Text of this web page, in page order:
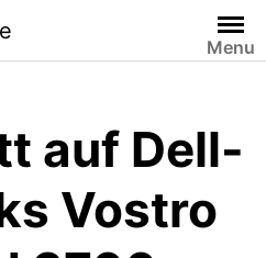
Menu
auf Dell-
Vostro